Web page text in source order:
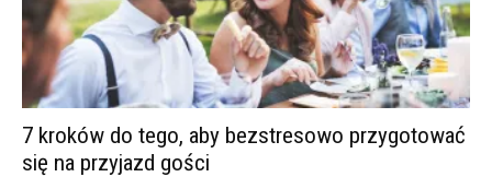
7 kroków do tego, aby bezstresowo przygotować
się na przyjazd gości